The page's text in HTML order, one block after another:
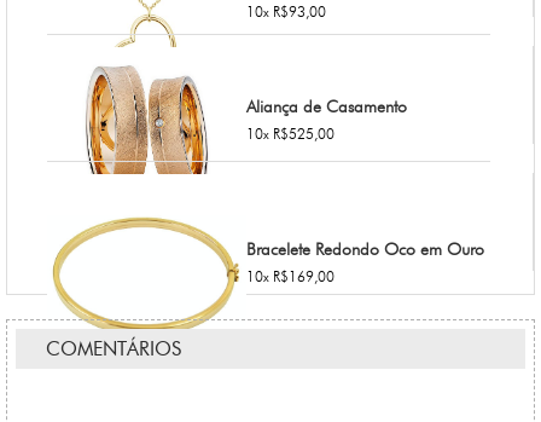
10x R$93,00
Aliança de Casamento
10x R$525,00
Bracelete Redondo Oco em Ouro
10x R$169,00
COMENTÁRIOS